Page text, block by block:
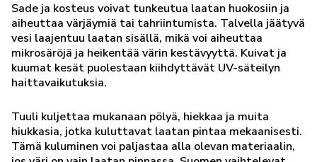
Sade ja kosteus voivat tunkeutua laatan huokosiin ja
aiheuttaa värjäymiä tai tahriintumista. Talvella jäätyvä
vesi laajentuu laatan sisällä, mikä voi aiheuttaa
mikrosäröjä ja heikentää värin kestävyyttä. Kuivat ja
kuumat kesät puolestaan kiihdyttävät UV-säteilyn
haittavaikutuksia.
Tuuli kuljettaa mukanaan pölyä, hiekkaa ja muita
hiukkasia, jotka kuluttavat laatan pintaa mekaanisesti.
Tämä kuluminen voi paljastaa alla olevan materiaalin,